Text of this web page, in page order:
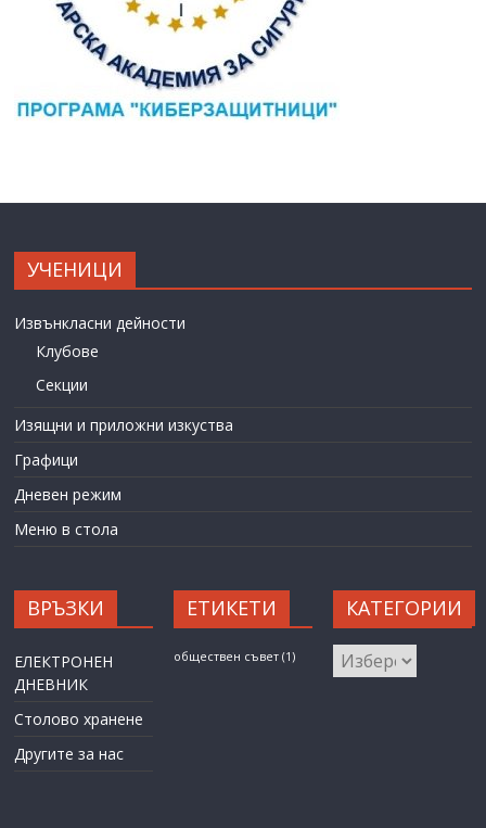
УЧЕНИЦИ
Извънкласни дейности
Клубове
Секции
Изящни и приложни изкуства
Графици
Дневен режим
Меню в стола
ВРЪЗКИ
ЕЛЕКТРОНЕН
ДНЕВНИК
Столово хранене
Другите за нас
ЕТИКЕТИ
обществен съвет (1)
КАТЕГОРИИ
КАТЕГОРИИ